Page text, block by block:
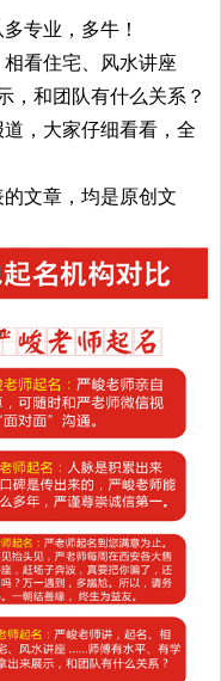
专业，多牛！
看住宅、风水讲座
，和团队有什么关系？
，大家仔细看看，全
文章，均是原创文